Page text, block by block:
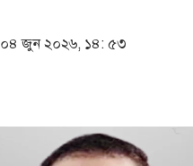
০৪ জুন ২০২৬, ১৪: ৫৩